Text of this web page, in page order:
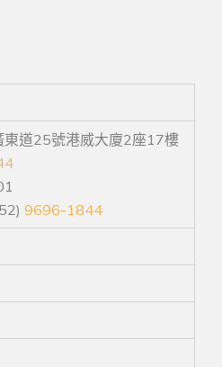
東道25號港威大廈2座17樓
9696-1844